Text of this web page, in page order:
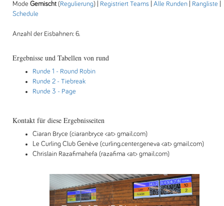
Mode Gemischt (Regulierung) | Registriert Teams Alle Runden Rangliste
Schedule
Anzahl der Eisbahnen: 6.
Ergebnisse und Tabellen von rund
Runde 1 - Round Robin
Runde 2 - Tiebreak
Runde 3 - Page
Kontakt für diese Ergebnisseiten
Ciaran Bryce (ciaranbryce <at> gmail.com)
Le Curling Club Genève (curling.center.geneva <at> gmail.com)
Chrislain Razafimahefa (razafima <at> gmail.com)